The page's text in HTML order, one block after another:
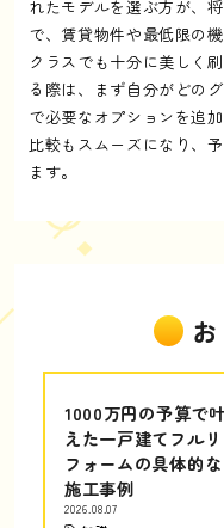
れたモデルを選ぶ方が、
で、賃貸物件や最低限の
クラスでも十分に美しく
る際は、まず自分がどの
で必要なオプションを追
比較もスムーズになり、
ます。
1000万円の予算で叶
えた一戸建てフルリ
フォームの具体的な
施工事例
2026.08.07